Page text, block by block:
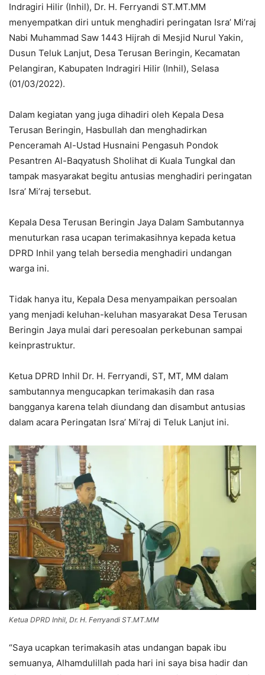
Indragiri Hilir (Inhil), Dr. H. Ferryandi ST.MT.MM
menyempatkan diri untuk menghadiri peringatan Isra’ Mi’raj
Nabi Muhammad Saw 1443 Hijrah di Mesjid Nurul Yakin,
Dusun Teluk Lanjut, Desa Terusan Beringin, Kecamatan
Pelangiran, Kabupaten Indragiri Hilir (Inhil), Selasa
(01/03/2022).
Dalam kegiatan yang juga dihadiri oleh Kepala Desa
Terusan Beringin, Hasbullah dan menghadirkan
Penceramah Al-Ustad Husnaini Pengasuh Pondok
Pesantren Al-Baqyatush Sholihat di Kuala Tungkal dan
tampak masyarakat begitu antusias menghadiri peringatan
Isra’ Mi’raj tersebut.
Kepala Desa Terusan Beringin Jaya Dalam Sambutannya
menuturkan rasa ucapan terimakasihnya kepada ketua
DPRD Inhil yang telah bersedia menghadiri undangan
warga ini.
Tidak hanya itu, Kepala Desa menyampaikan persoalan
yang menjadi keluhan-keluhan masyarakat Desa Terusan
Beringin Jaya mulai dari peresoalan perkebunan sampai
keinprastruktur.
Ketua DPRD Inhil Dr. H. Ferryandi, ST, MT, MM dalam
sambutannya mengucapkan terimakasih dan rasa
bangganya karena telah diundang dan disambut antusias
dalam acara Peringatan Isra’ Mi’raj di Teluk Lanjut ini.
Ketua DPRD Inhil, Dr. H. Ferryandi ST.MT.MM
“Saya ucapkan terimakasih atas undangan bapak ibu
semuanya, Alhamdulillah pada hari ini saya bisa hadir dan